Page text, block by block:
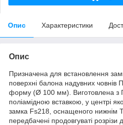
Опис Характеристики
Опис
Призначена для встановлення
поверхні балона надувних
форму (Ø 100 мм). Виготовлена з
поліамідною вставкою, у центрі
замка Fs218, оснащеного нижнім
передбачені продовгуваті